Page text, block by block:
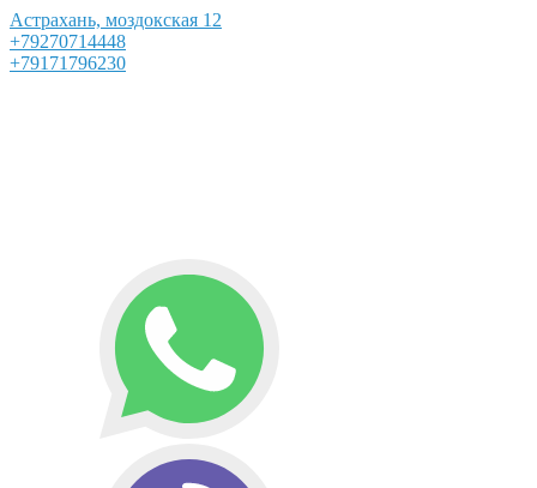
Астрахань, моздокская 12
+79270714448
+79171796230